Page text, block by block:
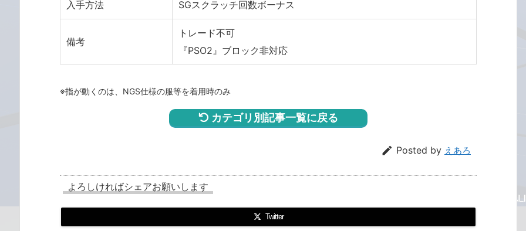
入手方法 SGスクラッチ回数ボーナス
備考
トレード不可
『PSO2』ブロック非対応
※指が動くのは、NGS仕様の服等を着用時のみ
カテゴリ別記事一覧に戻る
 Posted by えあろ
よろしければシェアお願いします
Twitter